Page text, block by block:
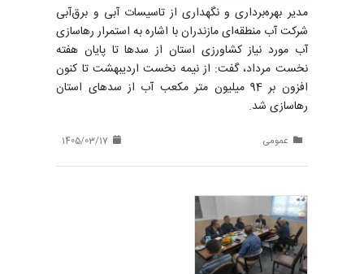
مدیر بهره‌برداری و نگهداری از تاسیسات آبی و برق‌آبی
شرکت آب منطقه‌ای مازندران با اشاره به استمرار رهاسازی
آب مورد نیاز کشاورزی استان از سدها تا پایان هفته
نخست مرداد، گفت: از نیمه نخست اردیبهشت تا کنون
افزون بر 94 میلیون متر مکعب آب از سدهای استان
رهاسازی شد.
عمومی